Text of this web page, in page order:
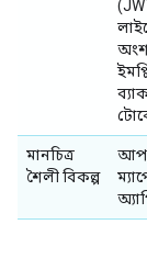
অংশ
মানচিত্র
শৈলী বিকল্প